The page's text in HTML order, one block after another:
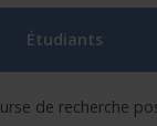
Étudiants
Comité étudiant
de recherche